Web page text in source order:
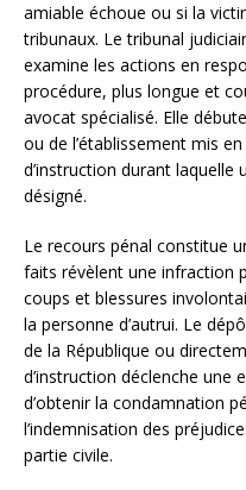
amiable échoue ou si la
tribunaux. Le tribunal
examine les actions en
procédure, plus longue et
avocat spécialisé. Elle
ou de l’établissement mis
d’instruction durant laquelle
désigné.
Le recours pénal constitue
faits révèlent une infraction
coups et blessures
la personne d’autrui. Le
de la République ou
d’instruction déclenche une
d’obtenir la condamnation
l’indemnisation des
partie civile.